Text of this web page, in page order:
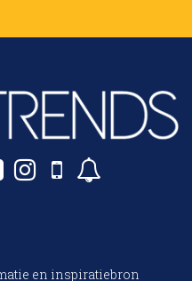
en inspiratiebron